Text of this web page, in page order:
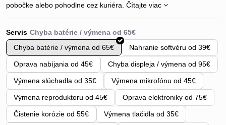
pobočke alebo pohodlne cez kuriéra. Čítajte viac
Servis
Chyba batérie / výmena od 65€
Nahranie softvéru od 39€
Oprava nabíjania od 45€ Chyba displeja / výmena od 95€
Výmena slúchadla od 35€ Výmena mikrofónu od 45€
Výmena reproduktoru od 45€ Oprava elektroniky od 75€
Čistenie korózie od 55€ Výmena tlačidla od 35€